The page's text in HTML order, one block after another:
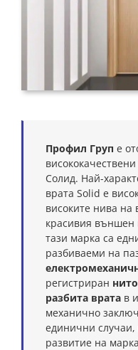
Профил Груп е
Солид. Най-
врата Solid е
високите нива на
красивия външен
тази марка са
разбиваеми на
регистриран
разбита врата в
механично
единични
развитие на